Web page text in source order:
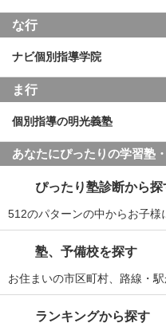
な行
ナビ個別指導学院
ま行
個別指導の明光義塾
あなたにぴったりの学習塾
ぴったり塾診断から探
512のパターンの中からお子様
塾、予備校を探す
お住まいの市区町村、路線・駅
ランキングから探す